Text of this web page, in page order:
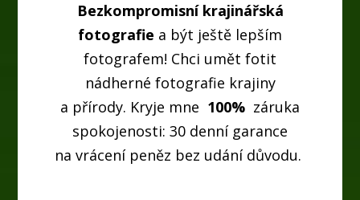
Bezkompromisní krajinářská
fotografie a být ještě lepším
fotografem! Chci umět fotit
nádherné fotografie krajiny
a přírody. Kryje mne 100% záruka
spokojenosti: 30 denní garance
na vrácení peněz bez udání důvodu.